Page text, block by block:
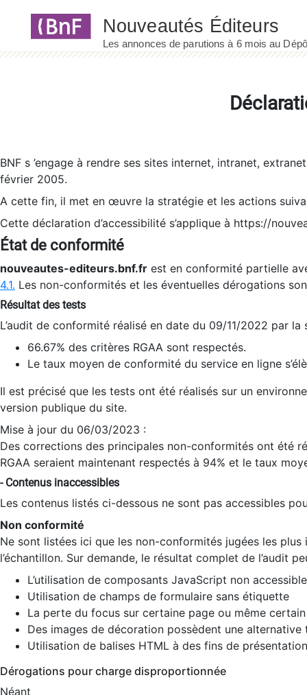
BNF s ’engage à rendre ses sites internet, intranet,
février 2005.
A cette fin, il met en œuvre la stratégie et les actions
Cette déclaration d’accessibilité s’applique à https://
État de conformité
nouveautes-editeurs.bnf.fr est en conformité partielle
4.1. Les non-conformités et les éventuelles dérogations
Résultat des tests
L’audit de conformité réalisé en date du 09/11/2022 par
66.67% des critères RGAA sont respectés.
Le taux moyen de conformité du service en ligne
Il est précisé que les tests ont été réalisés sur un
version publique du site.
Mise à jour du 06/03/2023 :
Des corrections des principales non-conformités ont été
RGAA seraient maintenant respectés à 94% et le taux
- Contenus inaccessibles
Les contenus listés ci-dessous ne sont pas accessibles
Non conformité
Ne sont listées ici que les non-conformités jugées les
l’échantillon. Sur demande, le résultat complet de l’audit
L’utilisation de composants JavaScript non
Utilisation de champs de formulaire sans étiquette
La perte du focus sur certaine page ou même
Des images de décoration possèdent une alternative
Utilisation de balises HTML à des fins de
Dérogations pour charge disproportionnée
Néant